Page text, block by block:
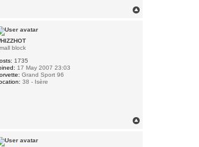
block
1735
17 May 2007 23:03
Grand Sport 96
38 - Isère